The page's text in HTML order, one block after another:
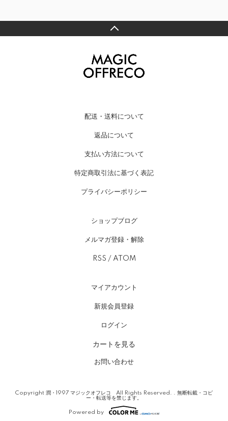
配送・送料について
返品について
支払い方法について
特定商取引法に基づく表記
プライバシーポリシー
ショップブログ
メルマガ登録・解除
RSS / ATOM
マイアカウント
新規会員登録
ログイン
カートを見る
お問い合わせ
Copyright 潤・1997 マジックオフレコ All Rights Reserved. . 無断転載・コピ
ー・転送等を禁じます。
Powered by